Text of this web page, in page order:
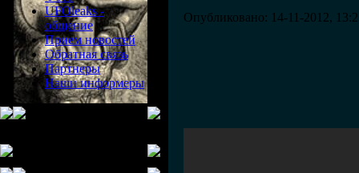
UFOleaks -
общение
Прием новостей
Обратная связь
Партнеры
Наши информеры
Опубликовано: 14-11-2012,